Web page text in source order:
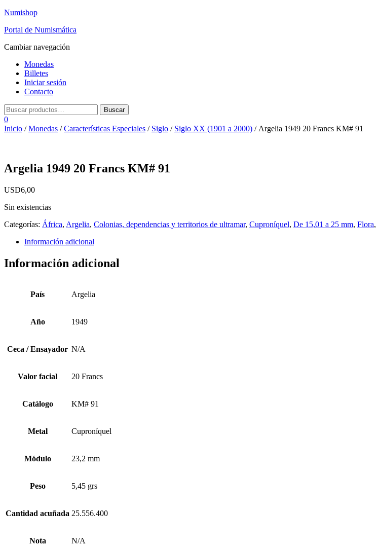
Numishop
Portal de Numismática
Cambiar navegación
Monedas
Billetes
Iniciar sesión
Contacto
0
Inicio /Monedas /Características Especiales / Siglo / Siglo XX (1901 a 2000) / Argelia 1949 20 Francs KM# 91
Argelia 1949 20 Francs KM# 91
USD6,00
Sin existencias
Categorías: África, Argelia, Colonias, dependencias y territorios de ultramar, Cuproníquel, De 15,01 a 25 mm, Flora,
Información adicional
Información adicional
País Argelia
Año 1949
Ceca / Ensayador N/A
Valor facial 20 Francs
Catálogo KM# 91
Metal Cuproníquel
Módulo 23,2 mm
Peso 5,45 grs
Cantidad acuñada 25.556.400
Nota N/A